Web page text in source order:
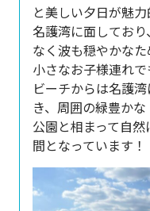
と美しい夕日が魅力
名護湾に面してお
なく波も穏やかなた
小さなお子様連れで
ビーチからは名護
き、周囲の緑豊かな
公園と相まって自
間となっています！